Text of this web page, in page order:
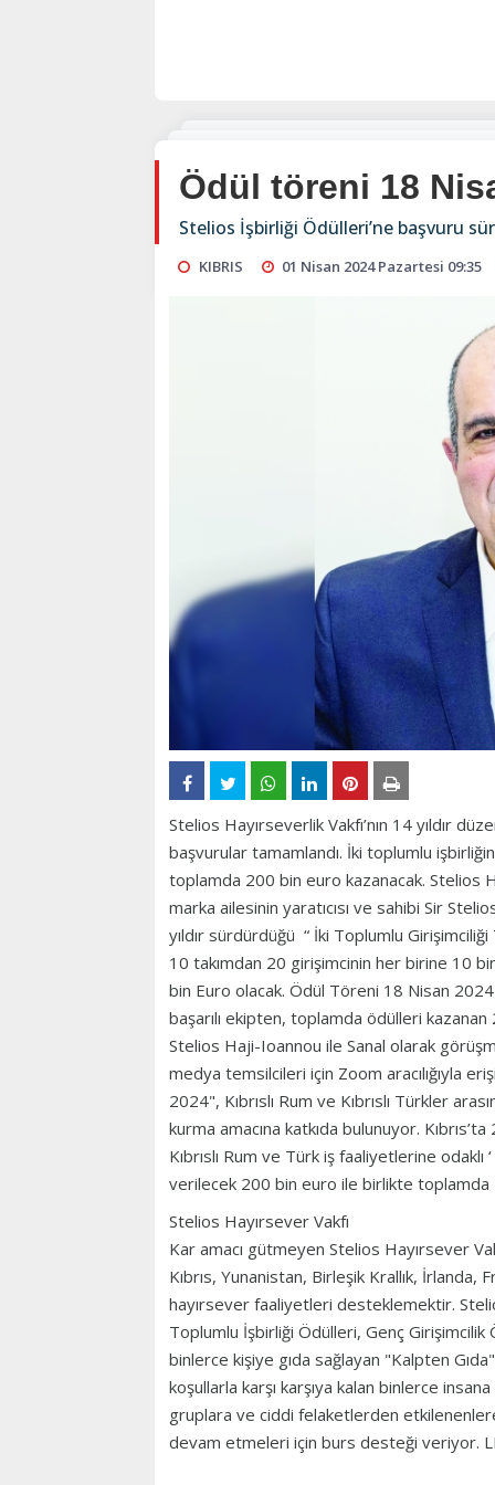
Ödül töreni 18
Stelios İşbirliği Ödülleri’ne başvuru
KIBRIS 01 Nisan 2024 Pazartesi 09:35
Stelios Hayırseverlik Vakfı’nın 14 yıldır
başvurular tamamlandı. İki toplumlu
toplamda 200 bin euro kazanacak. Stelios
marka ailesinin yaratıcısı ve sahibi Sir
yıldır sürdürdüğü “ İki Toplumlu
10 takımdan 20 girişimcinin her birine 10
bin Euro olacak. Ödül Töreni 18 Nisan
başarılı ekipten, toplamda ödülleri
Stelios Haji-Ioannou ile Sanal olarak
medya temsilcileri için Zoom aracılığıyla
2024", Kıbrıslı Rum ve Kıbrıslı Türkler
kurma amacına katkıda bulunuyor.
Kıbrıslı Rum ve Türk iş faaliyetlerine
verilecek 200 bin euro ile birlikte toplamda
Stelios Hayırsever Vakfı
Kar amacı gütmeyen Stelios Hayırsever
Kıbrıs, Yunanistan, Birleşik Krallık,
hayırsever faaliyetleri desteklemektir.
Toplumlu İşbirliği Ödülleri, Genç
binlerce kişiye gıda sağlayan "Kalpten
koşullarla karşı karşıya kalan binlerce
gruplara ve ciddi felaketlerden
devam etmeleri için burs desteği veriyor.